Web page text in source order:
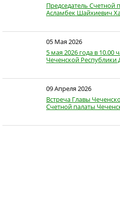
Председатель Счетной
Асламбек Шайхиевич
05 Мая 2026
5 мая 2026 года в 10.00
Чеченской
09 Апреля 2026
Встреча Главы
Счетной палаты